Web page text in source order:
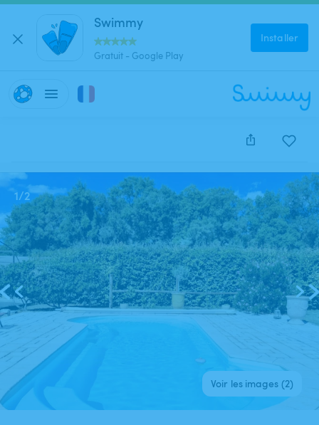
Swimmy
Gratuit - Google Play
Installer
Cette annonce est close et ne peut être réservée.
1/2
Voir les images (2)